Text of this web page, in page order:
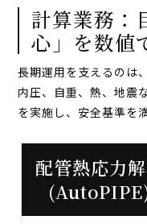
計算業務：
心」を数値
長期運用を支えるのは
内圧、自重、熱、地震
を実施し、安全基準を
配管熱応力